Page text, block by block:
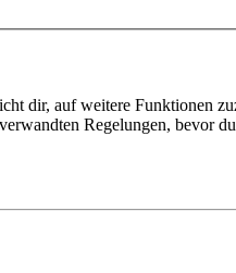
dir, auf weitere Funktionen
Regelungen, bevor